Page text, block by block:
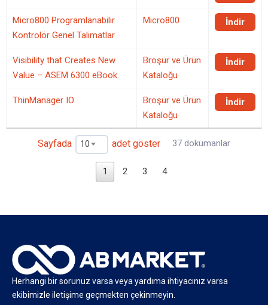
Micro800 Programlanabilir
Kontrolör Genel Talimatlar
Micro800 İndir
Visibility that Creates New
Value – ASEM 6300 eBook
Broşür ve Ürün
Kataloğu
İndir
ThinManager IO
Broşür ve Ürün
Kataloğu
İndir
Sayfada 10 adet göster 37 dokümanlar
1 2 3 4
Herhangi bir sorunuz varsa veya yardıma ihtiyacınız varsa
ekibimizle iletişime geçmekten çekinmeyin.